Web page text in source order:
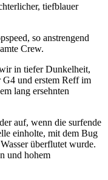
tiefblauer
so anstrengend
Crew.
in tiefer Dunkelheit,
G4 und erstem Reff im
lang ersehnten
auf, wenn die surfende
einholte, mit dem Bug
überflutet wurde.
und hohem